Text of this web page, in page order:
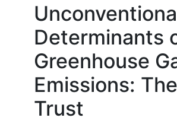
Determinants
Greenhouse
Emissions:
Trust